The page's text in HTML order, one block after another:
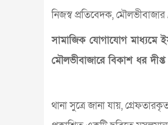
নিজস্ব প্রতিবেদক,
সামাজিক যোগাযোগ মাধ্যমে
মৌলভীবাজারে বিকাশ ধর
থানা সুত্রে জানা যায়,